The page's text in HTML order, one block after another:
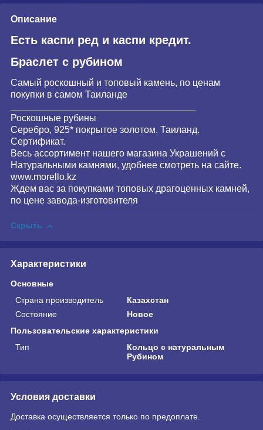
Описание
Есть каспи ред и каспи кредит.
Браслет с рубином
Самый роскошный и топовый камень, по ценам
покупки в самом Таиланде
Роскошные рубины
Серебро, 925* покрытое золотом. Таиланд.
Сертификат.
Весь ассортимент нашего магазина Украшений с
Натуральными камнями, удобнее смотреть на сайте.
www.morello.kz
Ждем вас за покупками топовых драгоценных камней,
по цене завода-изготовителя
Скрыть
Характеристики
Основные
Страна производитель
Казахстан
Состояние
Новое
Пользовательские характеристики
Тип
Кольцо с натуральным
Рубином
Условия доставки
Доставка осуществляется только по предоплате.